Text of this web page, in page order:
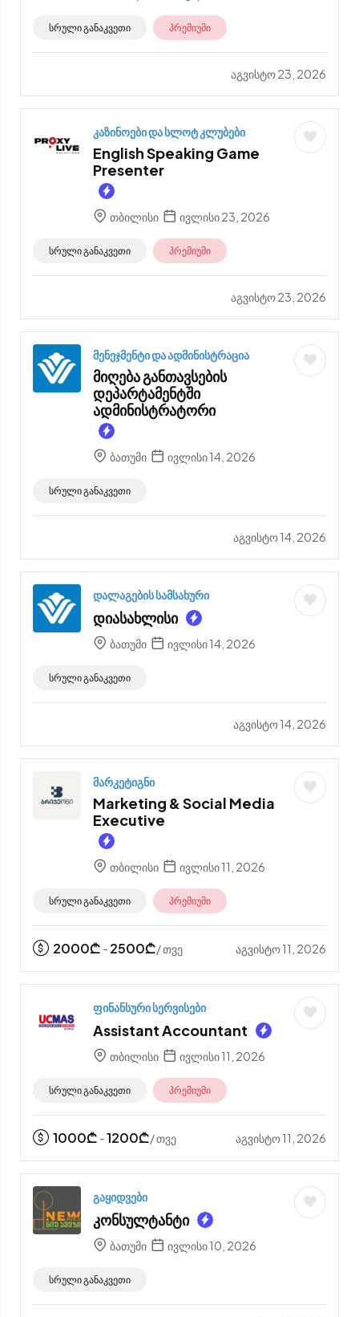
სრული განაკვეთი პრემიუმი
აგვისტო 23, 2026
კაზინოები და სლოტ კლუბები
English Speaking Game
Presenter
თბილისი ივლისი 23, 2026
სრული განაკვეთი პრემიუმი
აგვისტო 23, 2026
მენეჯმენტი და ადმინისტრაცია
მიღება განთავსების
დეპარტამენტში
ადმინისტრატორი
ბათუმი ივლისი 14, 2026
სრული განაკვეთი
აგვისტო 14, 2026
დალაგების სამსახური
დიასახლისი
ბათუმი ივლისი 14, 2026
სრული განაკვეთი
აგვისტო 14, 2026
მარკეტიგნი
Marketing & Social Media
Executive
თბილისი ივლისი 11, 2026
სრული განაკვეთი პრემიუმი
2000₾ - 2500₾/ თვე აგვისტო 11, 2026
ფინანსური სერვისები
Assistant Accountant
თბილისი ივლისი 11, 2026
სრული განაკვეთი პრემიუმი
1000₾ -1200₾/ თვე აგვისტო 11, 2026
გაყიდვები
კონსულტანტი
ბათუმი ივლისი 10, 2026
სრული განაკვეთი